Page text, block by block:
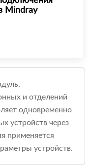
Mindray
и отделений
одновременно
устройств через
применяется
устройств.